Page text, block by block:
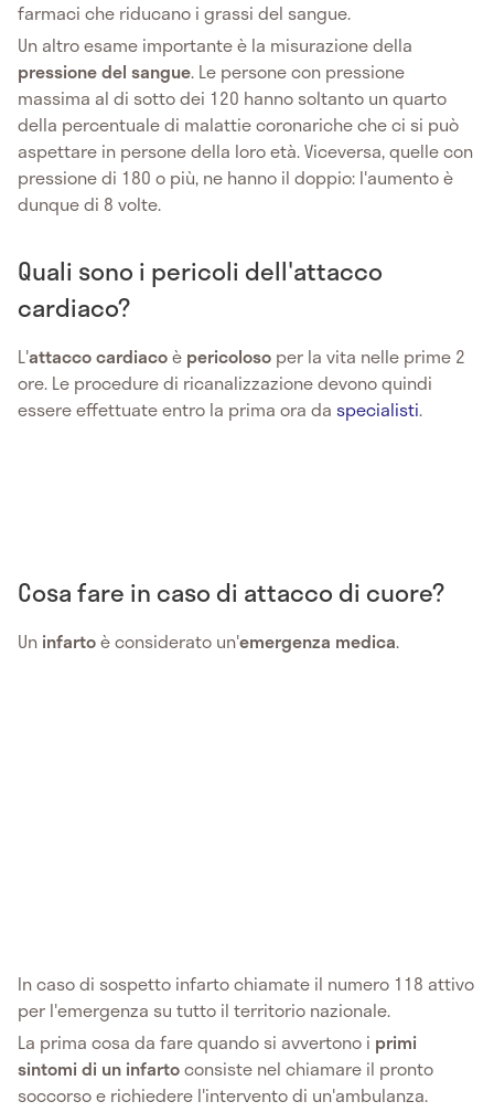
farmaci che riducano i grassi del sangue.
Un altro esame importante è la misurazione della
pressione del sangue. Le persone con pressione
massima al di sotto dei 120 hanno soltanto un quarto
della percentuale di malattie coronariche che ci si può
aspettare in persone della loro età. Viceversa, quelle con
pressione di 180 o più, ne hanno il doppio: l'aumento è
dunque di 8 volte.
Quali sono i pericoli dell'attacco
cardiaco?
L'attacco cardiacoè pericoloso per la vita nelle prime 2
ore. Le procedure di ricanalizzazione devono quindi
essere effettuate entro la prima ora da specialisti.
Cosa fare in caso di attacco di cuore?
Un infartoè considerato un'emergenza medica.
In caso di sospetto infarto chiamate il numero 118 attivo
per l'emergenza su tutto il territorio nazionale.
La prima cosa da fare quando si avvertono i primi
sintomi di un infartoconsiste nel chiamare il pronto
soccorso e richiedere l'intervento di un'ambulanza.